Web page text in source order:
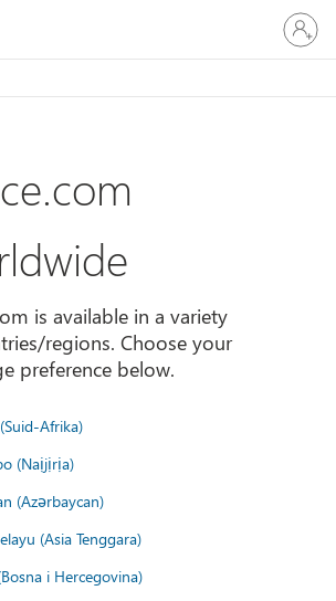
Sign
in
to
account
is available in a variety
regions. Choose your
preference below.
Afrika)
(Naịjịrịa)
(Azərbaycan)
(Asia Tenggara)
i Hercegovina)